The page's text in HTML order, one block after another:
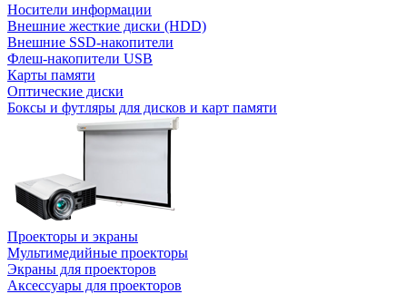
Носители информации
Внешние жесткие диски (HDD)
Внешние SSD-накопители
Флеш-накопители USB
Карты памяти
Оптические диски
Боксы и футляры для дисков и карт памяти
Проекторы и экраны
Мультимедийные проекторы
Экраны для проекторов
Аксессуары для проекторов